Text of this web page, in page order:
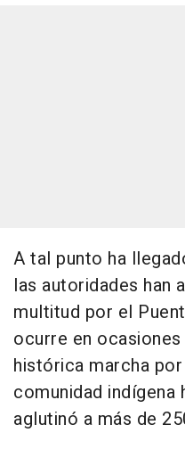
A tal punto ha
las autoridades han
multitud por el
ocurre en
histórica marcha
comunidad indígena
aglutinó a más de